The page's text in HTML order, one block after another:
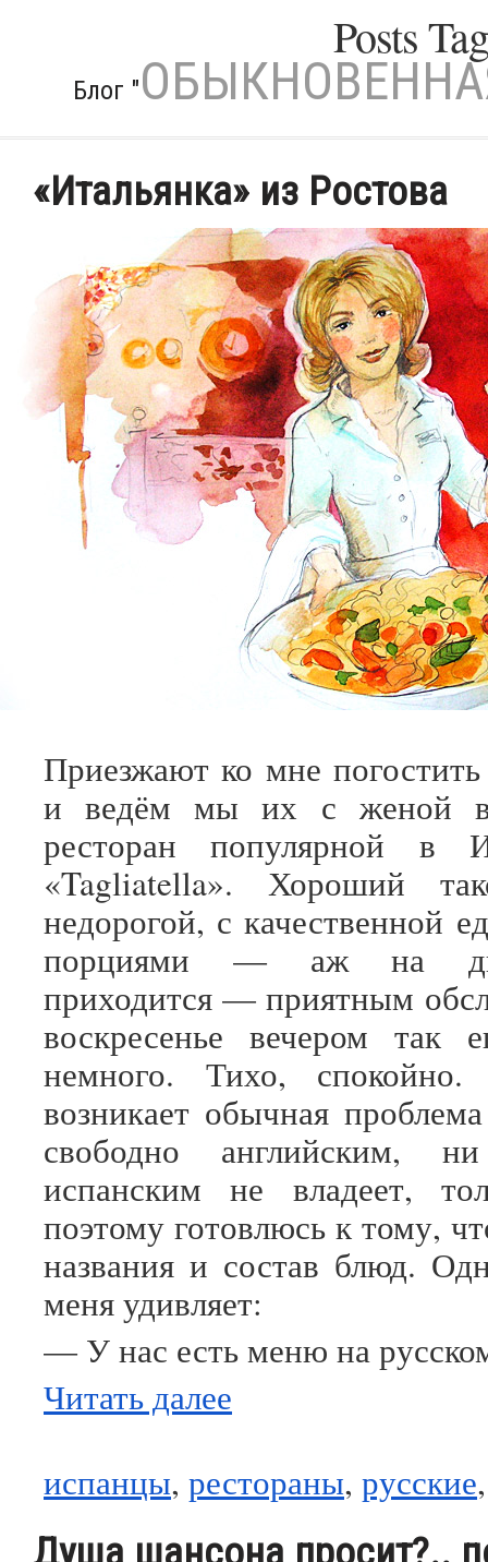
Posts
Блог "
«Итальянка» из Ростова
Приезжают ко мне
и ведём мы их с женой в
ресторан популярной в
«Tagliatella». Хороший
недорогой, с качественной
порциями — аж на
приходится — приятным
воскресенье вечером так
немного. Тихо,
возникает обычная
свободно английским,
испанским не владеет,
поэтому готовлюсь к тому,
названия и состав блюд.
меня удивляет:
— У нас есть меню на
Читать далее
испанцы, рестораны, русские